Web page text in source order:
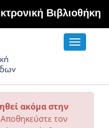
Βιβλιοθήκη
Toggle
ακόμα στην
Αποθηκεύστε τον